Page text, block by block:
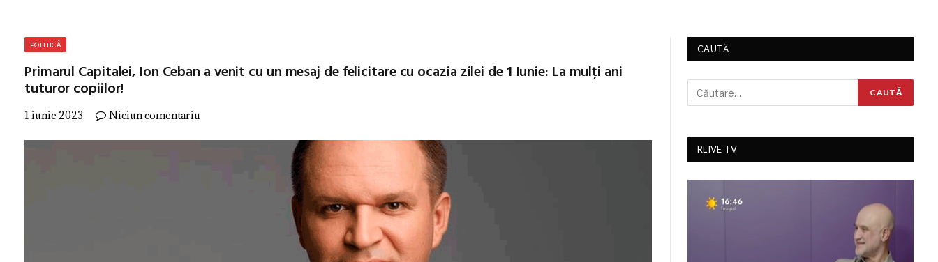
POLITICĂ
Primarul Capitalei, Ion Ceban a venit cu un mesaj de felicitare cu ocazia zilei de 1 Iunie: La mulți ani
tuturor copiilor!
1 iunie 2023 Niciun comentariu
CAUTĂ
RLIVE TV